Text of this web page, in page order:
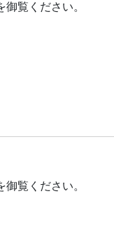
御覧ください。
御覧ください。